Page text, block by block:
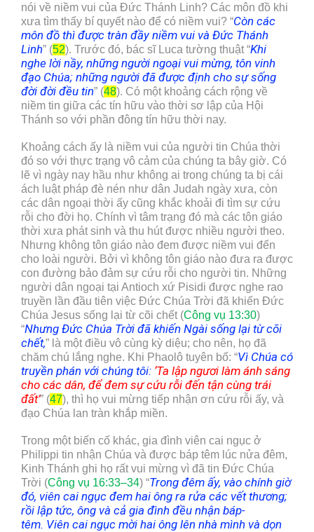
nói về niềm vui của Đức Thánh Linh? Các môn đồ khi
xưa tìm thấy bí quyết nào để có niềm vui? “Còn các
môn đồ thì được tràn đầy niềm vui và Đức Thánh
Linh” (52). Trước đó, bác sĩ Luca tường thuật “Khi
nghe lời nầy, những người ngoại vui mừng, tôn vinh
đạo Chúa; những người đã được định cho sự sống
đời đời đều tin” (48). Có một khoảng cách rộng về
niềm tin giữa các tín hữu vào thời sơ lập của Hội
Thánh so với phần đông tín hữu thời nay.
Khoảng cách ấy là niềm vui của người tin Chúa thời
đó so với thực trạng vô cảm của chúng ta bây giờ. Có
lẽ vì ngày nay hầu như không ai trong chúng ta bị cái
ách luật pháp đè nén như dân Judah ngày xưa, còn
các dân ngoại thời ấy cũng khắc khoải đi tìm sự cứu
rỗi cho đời họ. Chính vì tâm trạng đó mà các tôn giáo
thời xưa phát sinh và thu hút được nhiều người theo.
Nhưng không tôn giáo nào đem được niềm vui đến
cho loài người. Bởi vì không tôn giáo nào đưa ra được
con đường bảo đảm sự cứu rỗi cho người tin. Những
người dân ngoại tại Antioch xứ Pisidi được nghe rao
truyền lần đầu tiên việc Đức Chúa Trời đã khiến Đức
Chúa Jesus sống lại từ cõi chết (Công vụ 13:30)
“Nhưng Đức Chúa Trời đã khiến Ngài sống lại từ cõi
chết,” là một điều vô cùng kỳ diệu; cho nên, họ đã
chăm chú lắng nghe. Khi Phaolô tuyên bố: “Vì Chúa có
truyền phán với chúng tôi: ‘Ta lập ngươi làm ánh sáng
cho các dân, để đem sự cứu rỗi đến tận cùng trái
đất’” (47), thì họ vui mừng tiếp nhận ơn cứu rỗi ấy, và
đạo Chúa lan tràn khắp miền.
Trong một biến cố khác, gia đình viên cai ngục ở
Philippi tin nhận Chúa và được báp têm lúc nửa đêm,
Kinh Thánh ghi họ rất vui mừng vì đã tin Đức Chúa
Trời (Công vụ 16:33–34) “Trong đêm ấy, vào chính giờ
đó, viên cai ngục đem hai ông ra rửa các vết thương;
rồi lập tức, ông và cả gia đình đều nhận báp-
têm. Viên cai ngục mời hai ông lên nhà mình và dọn